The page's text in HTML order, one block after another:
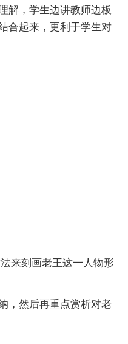
解，学生边讲教师边板
合起来，更利于学生对
刻画老王这一人物形
然后再重点赏析对老